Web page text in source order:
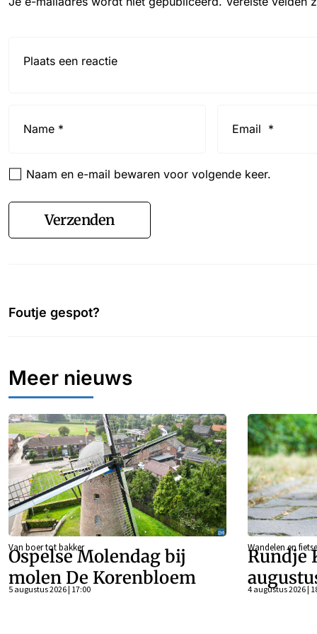
Naam en e-mail bewaren voor volgende keer.
Verzenden
Foutje gespot?
Meer nieuws
Van boer tot bakker
Ospelse Molendag bij
molen De Korenbloem
5 augustus 2026 | 17:00
Wandelen en
Rundje
4 augustus 2026 |